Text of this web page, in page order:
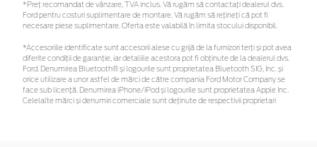
*Preţ recomandat de vânzare, TVA inclus. Vă rugăm să contactaţi dealerul dvs.
Ford pentru costuri suplimentare de montare. Vă rugăm să rețineți că pot fi
necesare piese suplimentare. Oferta este valabilă în limita stocului disponibil.
*Accesoriile identificate sunt accesorii alese cu grijă de la furnizori terți și pot avea
diferite condiții de garanție, iar detaliile acestora pot fi obținute de la dealerul dvs.
Ford. Denumirea Bluetooth® și logourile sunt proprietatea Bluetooth SIG, Inc. și
orice utilizare a unor astfel de mărci de către compania Ford Motor Company se
face sub licență. Denumirea iPhone/iPod și logourile sunt proprietatea Apple Inc.
Celelalte mărci și denumiri comerciale sunt deținute de respectivii proprietari